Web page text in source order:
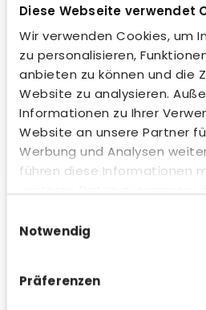
Diese Webseite verwendet
Wir verwenden Cookies, um
zu personalisieren,
anbieten zu können und die
Website zu analysieren.
Informationen zu Ihrer
Website an unsere Partner
Werbung und Analysen
führen diese Informationen
weiteren Daten zusammen,
Nutzung der Dienste
Notwendig
Präferenzen
Posts und in der
jeder Sprache und jedem Ton.
datenschutzkonform und
Vorgaben. Auch beim
profitierst du von intelligenter
Auswertungen direkt in
Daten via API in deine
genau dann verfügbar, wenn du